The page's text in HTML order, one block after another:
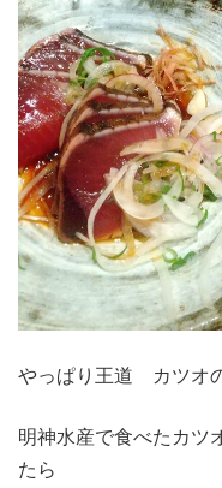
やっぱり王道 カツオ
明神水産で食べたカ
たら